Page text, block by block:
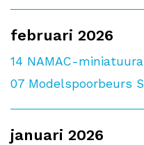
februari 2026
14 NAMAC-
07 Modelspoorbeurs
januari 2026